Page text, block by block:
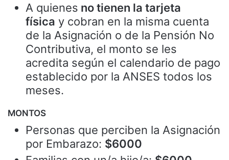
A quienes no tienen la tarjeta
física y cobran en la misma cuenta
de la Asignación o de la Pensión No
Contributiva, el monto se les
acredita según el calendario de pago
establecido por la ANSES todos los
meses.
MONTOS
Personas que perciben la Asignación
por Embarazo: $6000